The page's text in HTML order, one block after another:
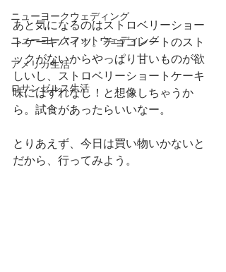
ニューヨークウェディング
ニューヨークフォトウェディング
アメリカ生活
ロサンゼルス生活
あと気になるのはストロベリーショー
トケーキバイツ。チョコレートのスト
ックがないからやっぱり甘いものが欲
しいし、ストロベリーショートケーキ
味にはずれなし！と想像しちゃうか
ら。試食があったらいいなー。
とりあえず、今日は買い物いかないと
だから、行ってみよう。